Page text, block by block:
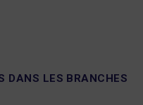
DANS LES BRANCHES